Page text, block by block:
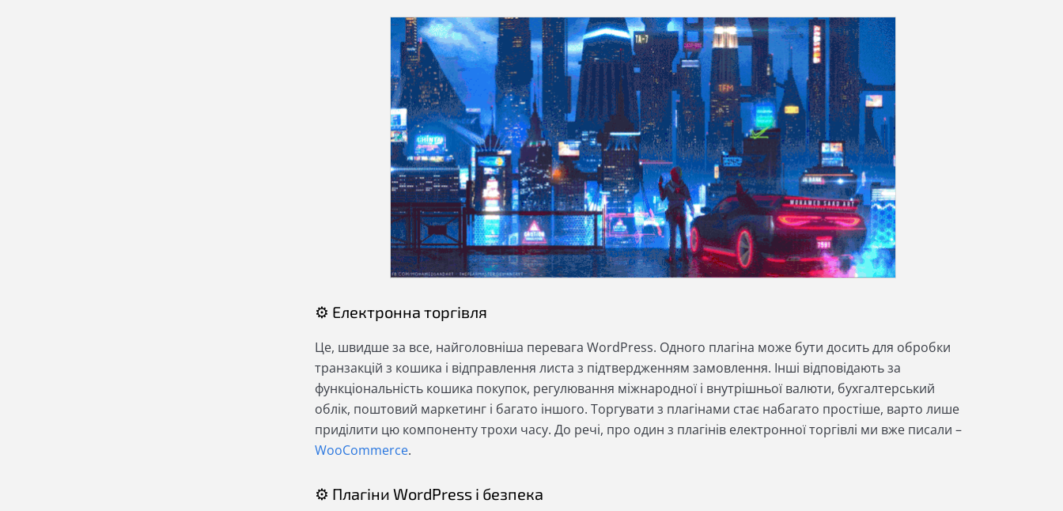
⚙ Електронна торгівля
Це, швидше за все, найголовніша перевага WordPress. Одного плагіна може бути досить для обробки
транзакцій з кошика і відправлення листа з підтвердженням замовлення. Інші відповідають за
функціональність кошика покупок, регулювання міжнародної і внутрішньої валюти, бухгалтерський
облік, поштовий маркетинг і багато іншого. Торгувати з плагінами стає набагато простіше, варто лише
приділити цю компоненту трохи часу. До речі, про один з плагінів електронної торгівлі ми вже писали –
WooCommerce.
⚙ Плагіни WordPress і безпека